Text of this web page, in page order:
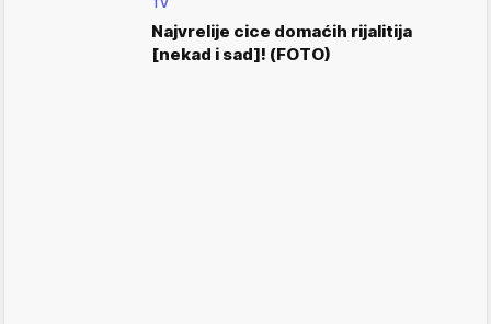
TV
Najvrelije cice domaćih rijalitija
[nekad i sad]! (FOTO)